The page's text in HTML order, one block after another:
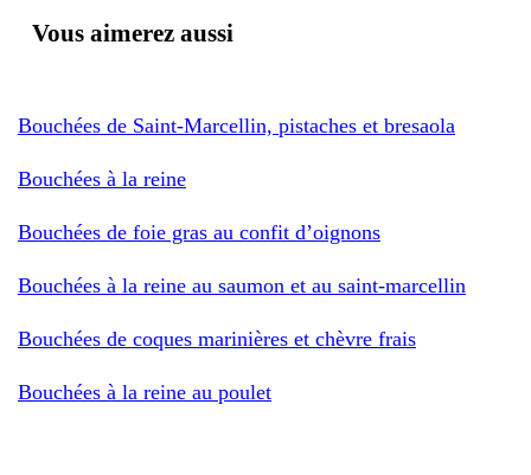
Vous aimerez aussi
Bouchées de Saint-Marcellin, pistaches et bresaola
Bouchées à la reine
Bouchées de foie gras au confit d’oignons
Bouchées à la reine au saumon et au saint-marcellin
Bouchées de coques marinières et chèvre frais
Bouchées à la reine au poulet